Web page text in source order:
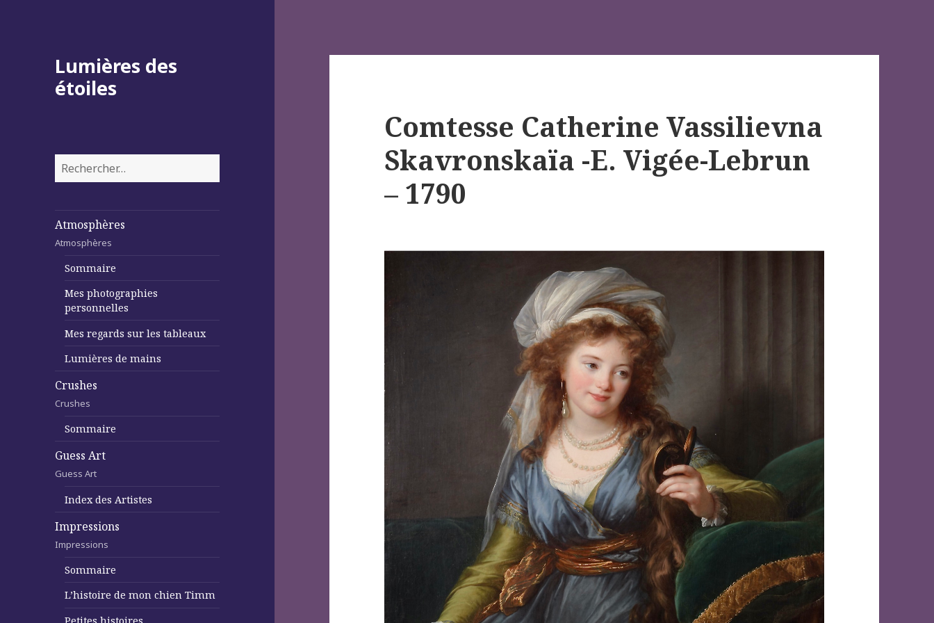
Lumières des
étoiles
Rechercher :
Atmosphères
Atmosphères
Sommaire
Mes photographies
personnelles
Mes regards sur les tableaux
Lumières de mains
Crushes
Crushes
Sommaire
Guess Art
Guess Art
Index des Artistes
Impressions
Impressions
Sommaire
L’histoire de mon chien Timm
Comtesse Catherine Vassilievna
Skavronskaïa -E. Vigée-Lebrun
– 1790